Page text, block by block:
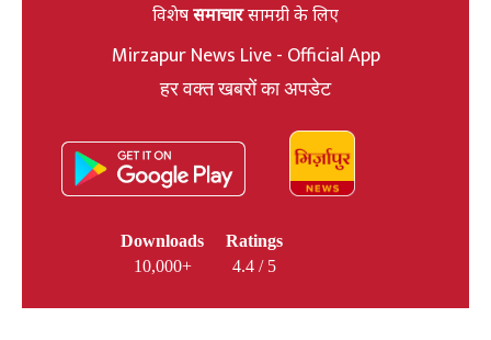
विशेषसमाचारसामग्री के लिए
Mirzapur News Live - Official App
हर वक्त खबरों का अपडेट
Downloads
10,000+
Ratings
4.4 / 5